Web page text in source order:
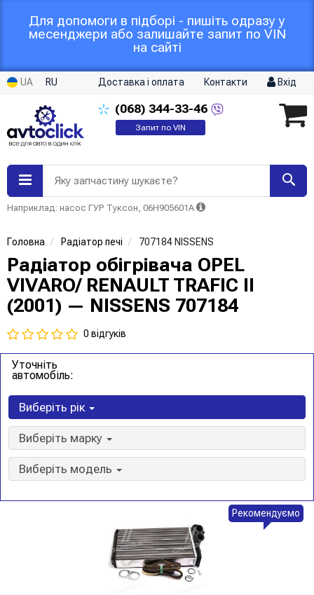
Для допомоги в підборі - пишіть одразу у
месенджери або залишайте запит по VIN
на сайті
UA RU Доставка і оплата Контакти Вхід
(068) 344-33-46
Запит по VIN
Яку запчастину шукаєте?
Наприклад: насос ГУР Туксон, 06H905601A
Головна Радіатор печі 707184 NISSENS
Радіатор обігрівача OPEL
VIVARO/ RENAULT TRAFIC II
(2001) — NISSENS 707184
0 відгуків
Уточніть
автомобіль:
Виберіть рік
Виберіть марку
Виберіть модель
Рекомендуємо